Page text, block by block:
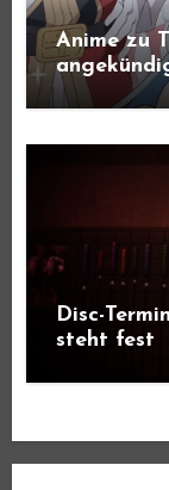
Anime zu
Disc-
steht fest